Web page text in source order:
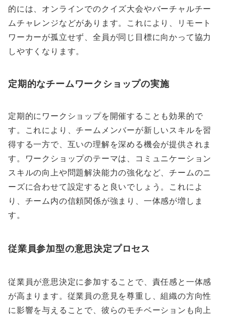
的には、オンラインでのクイズ大会やバーチャルチー
ムチャレンジなどがあります。これにより、リモート
ワーカーが孤立せず、全員が同じ目標に向かって協力
しやすくなります。
定期的なチームワークショップの実施
定期的にワークショップを開催することも効果的で
す。これにより、チームメンバーが新しいスキルを習
得する一方で、互いの理解を深める機会が提供されま
す。ワークショップのテーマは、コミュニケーション
スキルの向上や問題解決能力の強化など、チームのニ
ーズに合わせて設定すると良いでしょう。これによ
り、チーム内の信頼関係が強まり、一体感が増しま
す。
従業員参加型の意思決定プロセス
従業員が意思決定に参加することで、責任感と一体感
が高まります。従業員の意見を尊重し、組織の方向性
に影響を与えることで、彼らのモチベーションも向上